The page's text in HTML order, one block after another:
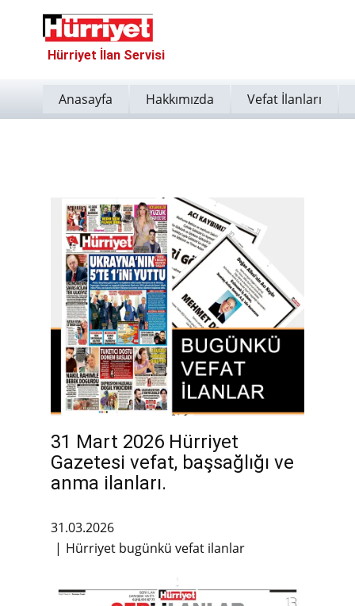
Hürriyet İlan Servisi
Anasayfa Hakkımızda Vefat İlanları
31 Mart 2026 Hürriyet
Gazetesi vefat, başsağlığı ve
anma ilanları.
31.03.2026
Hürriyet bugünkü vefat ilanlar